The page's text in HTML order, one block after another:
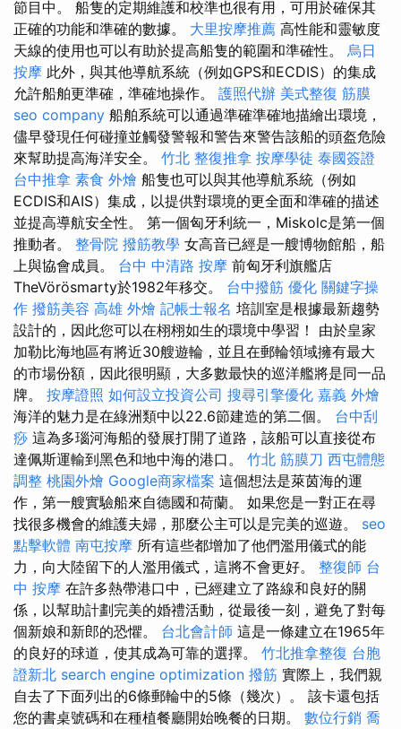
節目中。 船隻的定期維護和校準也很有用，可用於確保其
正確的功能和準確的數據。 大里按摩推薦 高性能和靈敏度
天線的使用也可以有助於提高船隻的範圍和準確性。 烏日
按摩 此外，與其他導航系統（例如GPS和ECDIS）的集成
允許船舶更準確，準確地操作。 護照代辦 美式整復 筋膜
seo company 船舶系統可以通過準確準確地描繪出環境，
儘早發現任何碰撞並觸發警報和警告來警告該船的頭盔危險
來幫助提高海洋安全。 竹北 整復推拿 按摩學徒 泰國簽證
台中推拿 素食 外燴 船隻也可以與其他導航系統（例如
ECDIS和AIS）集成，以提供對環境的更全面和準確的描述
並提高導航安全性。 第一個匈牙利統一，Miskolc是第一個
推動者。 整骨院 撥筋教學 女高音已經是一艘博物館船，船
上與協會成員。 台中 中清路 按摩 前匈牙利旗艦店
TheVörösmarty於1982年移交。 台中撥筋 優化 關鍵字操
作 撥筋美容 高雄 外燴 記帳士報名 培訓室是根據最新趨勢
設計的，因此您可以在栩栩如生的環境中學習！ 由於皇家
加勒比海地區有將近30艘遊輪，並且在郵輪領域擁有最大
的市場份額，因此很明顯，大多數最快的巡洋艦將是同一品
牌。 按摩證照 如何設立投資公司 搜尋引擎優化 嘉義 外燴
海洋的魅力是在綠洲類中以22.6節建造的第二個。 台中刮
痧 這為多瑙河海船的發展打開了道路，該船可以直接從布
達佩斯運輸到黑色和地中海的港口。 竹北 筋膜刀 西屯體態
調整 桃園外燴 Google商家檔案 這個想法是萊茵海的運
作，第一艘實驗船來自德國和荷蘭。 如果您是一對正在尋
找很多機會的維護夫婦，那麼公主可以是完美的巡遊。 seo
點擊軟體 南屯按摩 所有這些都增加了他們濫用儀式的能
力，向大陸留下的人濫用儀式，這將不會更好。 整復師 台
中 按摩 在許多熱帶港口中，已經建立了路線和​​良好的關
係，以幫助計劃完美的婚禮活動，從最後一刻，避免了對每
個新娘和新郎的恐懼。 台北會計師 這是一條建立在1965年
的良好的球道，使其成為可靠的選擇。 竹北推拿整復 台胞
證新北 search engine optimization 撥筋 實際上，我們親
自去了下面列出的6條郵輪中的5條（幾次）。 該卡還包括
您的書桌號碼和在種植餐廳開始晚餐的日期。 數位行銷 喬